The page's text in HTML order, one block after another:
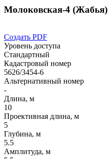
Молоковская-4 (Жабья)
Создать PDF
Уровень доступа
Стандартный
Кадастровый номер
5626/3454-6
Альтернативный номер
-
Длина, м
10
Проективная длина, м
5
Глубина, м
5.5
Амплитуда, м